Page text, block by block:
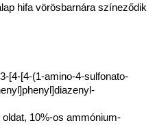
hifa vörösbarnára színeződik
[4-[4-(1-amino-4-sulfonato-
10%-os ammónium-